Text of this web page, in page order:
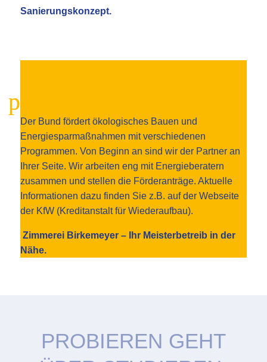
Sanierungskonzept.
Der Bund fördert ökologisches Bauen und
Energiesparmaßnahmen mit verschiedenen
Programmen. Von Beginn an sind wir der Partner an
Ihrer Seite. Wir arbeiten eng mit Energieberatern
zusammen und stellen die Förderanträge. Aktuelle
Informationen dazu finden Sie z.B. auf der Webseite
der KfW (Kreditanstalt für Wiederaufbau).
Zimmerei Birkemeyer – Ihr Meisterbetreib in der
Nähe.
PROBIEREN GEHT